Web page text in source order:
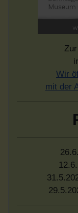
Wir
mit der